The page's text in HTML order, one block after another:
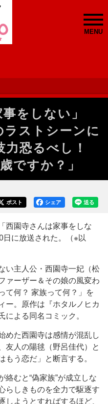
MENU
をしない」
ラストシーンに
恐るべし！
ですか？」
送る
シェア
ポスト
西園寺さんは家事をしな
に放送された。（※以
い主人公・西園寺一妃（松
ァーザー＆その娘の風変わ
て何？ 家族って何？」を
ー。原作は『ホタルノヒカ
による同名コミック。
めた西園寺は感情が混乱し
友人の陽毬（野呂佳代）と
もう恋だ」と断言する。
むと“偽家族”が成立しな
らしきものを全力で駆逐す
しようとすればするほど、